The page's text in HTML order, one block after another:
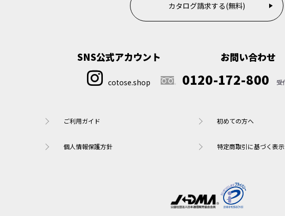
カタログ請求する(無料)
SNS公式アカウント
cotose.shop
お問い合わせ
0120-172-800
ご利用ガイド 初めての方へ
個人情報保護方針 特定商取引に基づく表示